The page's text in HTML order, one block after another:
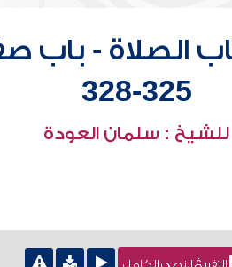
الصلاة - باب
325-328
للشيخ : سلمان العودة
التفريغ النصي الكامل